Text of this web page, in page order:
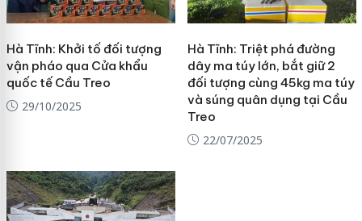
Hà Tĩnh: Khởi tố đối tượng
vận pháo qua Cửa khẩu
quốc tế Cầu Treo
29/10/2025
Hà Tĩnh: Triệt phá đường
dây ma túy lớn, bắt giữ 2
đối tượng cùng 45kg ma túy
và súng quân dụng tại Cầu
Treo
22/07/2025